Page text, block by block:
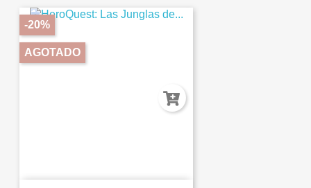
-20%
AGOTADO